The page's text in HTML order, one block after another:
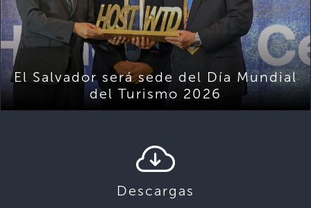
El Salvador será sede del Día Mundial
del Turismo 2026
Descargas